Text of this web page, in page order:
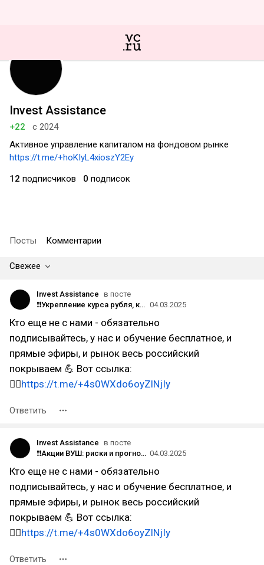
Invest Assistance
+22
с 2024
Активное управление капиталом на фондовом рынке
https://t.me/+hoKIyL4xioszY2Ey
12 подписчиков 0 подписок
Посты Комментарии
Свежее
Invest Assistance в посте
❗️❗Укрепление курса рубля, как на нем заработать? 04.03.2025
Кто еще не с нами - обязательно
подписывайтесь, у нас и обучение бесплатное, и
прямые эфиры, и рынок весь российский
покрываем 💪 Вот ссылка:
👉🏻https://t.me/+4s0WXdo6oyZlNjIy
Ответить
Invest Assistance в посте
❗️❗Акции ВУШ: риски и прогноз. 04.03.2025
Кто еще не с нами - обязательно
подписывайтесь, у нас и обучение бесплатное, и
прямые эфиры, и рынок весь российский
покрываем 💪 Вот ссылка:
👉🏻https://t.me/+4s0WXdo6oyZlNjIy
Ответить